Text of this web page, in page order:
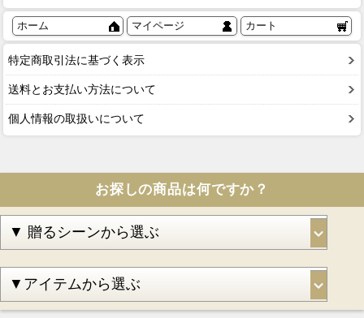
ホーム マイページ カート
特定商取引法に基づく表示
送料とお支払い方法について
個人情報の取扱いについて
お探しの商品は何ですか？